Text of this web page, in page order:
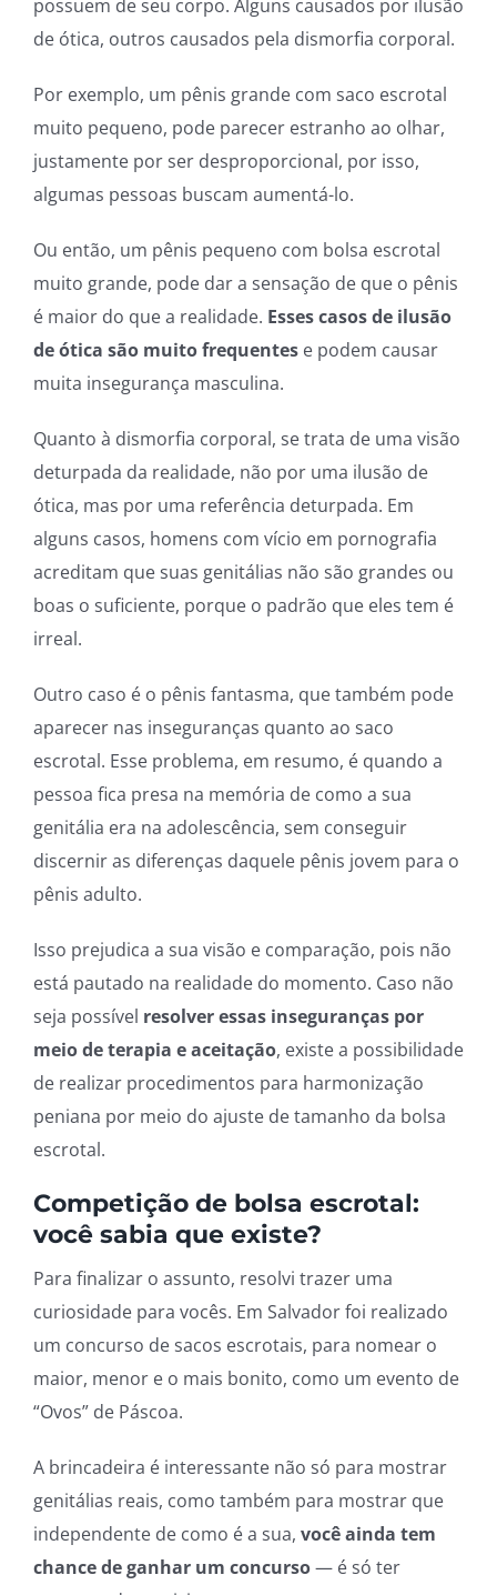
possuem de seu corpo. Alguns causados por ilusão
de ótica, outros causados pela dismorfia corporal.
Por exemplo, um pênis grande com saco escrotal
muito pequeno, pode parecer estranho ao olhar,
justamente por ser desproporcional, por isso,
algumas pessoas buscam aumentá-lo.
Ou então, um pênis pequeno com bolsa escrotal
muito grande, pode dar a sensação de que o pênis
é maior do que a realidade. Esses casos de ilusão
de ótica são muito frequentes e podem causar
muita insegurança masculina.
Quanto à dismorfia corporal, se trata de uma visão
deturpada da realidade, não por uma ilusão de
ótica, mas por uma referência deturpada. Em
alguns casos, homens com vício em pornografia
acreditam que suas genitálias não são grandes ou
boas o suficiente, porque o padrão que eles tem é
irreal.
Outro caso é o pênis fantasma, que também pode
aparecer nas inseguranças quanto ao saco
escrotal. Esse problema, em resumo, é quando a
pessoa fica presa na memória de como a sua
genitália era na adolescência, sem conseguir
discernir as diferenças daquele pênis jovem para o
pênis adulto.
Isso prejudica a sua visão e comparação, pois não
está pautado na realidade do momento. Caso não
seja possível resolver essas inseguranças por
meio de terapia e aceitação, existe a possibilidade
de realizar procedimentos para harmonização
peniana por meio do ajuste de tamanho da bolsa
escrotal.
Competição de bolsa escrotal:
você sabia que existe?
Para finalizar o assunto, resolvi trazer uma
curiosidade para vocês. Em Salvador foi realizado
um concurso de sacos escrotais, para nomear o
maior, menor e o mais bonito, como um evento de
“Ovos” de Páscoa.
A brincadeira é interessante não só para mostrar
genitálias reais, como também para mostrar que
independente de como é a sua, você ainda tem
chance de ganhar um concurso— é só ter